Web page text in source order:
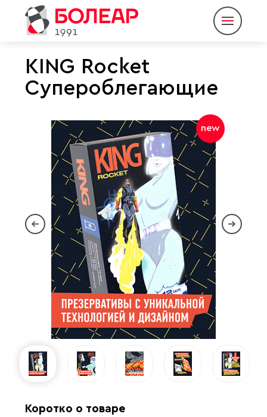
О компании
Продукция
Партнеры
Пресс-центр
Контакты
Eng
Rus
KING Rocket
Супероблегающие
new
Коротко о товаре